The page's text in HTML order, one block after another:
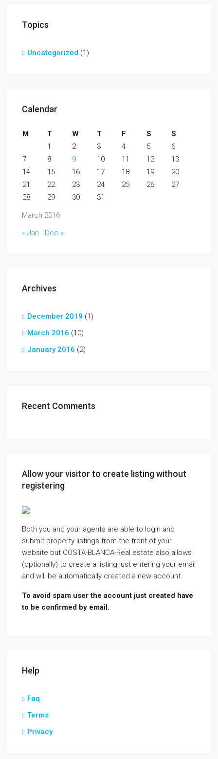
Topics
Uncategorized (1)
Calendar
March 2016
M T W T F S
S
1
2 3 4 5
6
7
8 9 10 11 12
13
14
15 16 17 18 19
20
21
22 23 24 25 26
27
28
29 30 31
« Jan Dec »
Archives
December 2019 (1)
March 2016 (10)
January 2016 (2)
Recent Comments
Allow your visitor to create listing without
registering
Both you and your agents are able to login and
submit property listings from the front of your
website but COSTA-BLANCA-Real.estate also allows
(optionally) to create a listing just entering your email
and will be automatically created a new account.
To avoid spam user the account just created have
to be confirmed by email.
Help
Faq
Terms
Privacy